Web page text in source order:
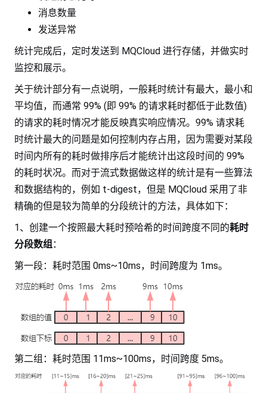
消息数量
发送异常
统计完成后，定时发送到 MQCloud 进行存储，并做实时
监控和展示。
关于统计部分有一点说明，一般耗时统计有最大，最小和
平均值，而通常 99% (即 99% 的请求耗时都低于此数值)
的请求的耗时情况才能反映真实响应情况。99% 请求耗
时统计最大的问题是如何控制内存占用，因为需要对某段
时间内所有的耗时做排序后才能统计出这段时间的 99%
的耗时状况。而对于流式数据做这样的统计是有一些算法
和数据结构的，例如 t-digest，但是 MQCloud 采用了非
精确的但是较为简单的分段统计的方法，具体如下：
1、创建一个按照最大耗时预哈希的时间跨度不同的耗时
分段数组：
第一段：耗时范围 0ms~10ms，时间跨度为 1ms。
第二组：耗时范围 11ms~100ms，时间跨度 5ms。